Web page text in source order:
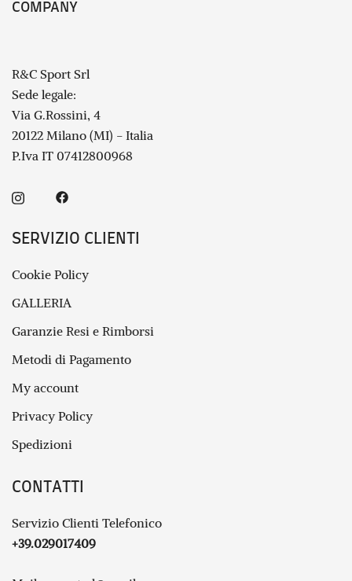
COMPANY
R&C Sport Srl
Sede legale:
Via G.Rossini, 4
20122 Milano (MI) - Italia
P.Iva IT 07412800968
SERVIZIO CLIENTI
Cookie Policy
GALLERIA
Garanzie Resi e Rimborsi
Metodi di Pagamento
My account
Privacy Policy
Spedizioni
CONTATTI
Servizio Clienti Telefonico
+39.029017409